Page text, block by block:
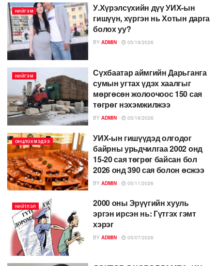
НИЙГЭМ
У.Хүрэлсүхийн дүү УИХ-ын
гишүүн, хүргэн нь Хотын дарга
болох уу?
BY ADMIN 05/19/2026
НИЙГЭМ
Сүхбаатар аймгийн Дарьганга
сумын угтах үдэх хаалгыг
мөргөсөн жолоочоос 150 сая
төгрөг нэхэмжилжээ
BY ADMIN 05/18/2026
ОНЦЛОХ МЭДЭЭ
УИХ-ын гишүүдэд олгодог
байрны урьдчилгаа 2002 онд
15-20 сая төгрөг байсан бол
2026 онд 390 сая болон өсжээ
BY ADMIN 05/11/2026
НИЙТЛЭЛ
2000 оны Эрүүгийн хууль
эргэн ирсэн нь: Гүтгэх гэмт
хэрэг
BY ADMIN 05/07/2026